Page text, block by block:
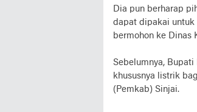
Dia pun berharap
dapat dipakai untuk
bermohon ke Dinas
Sebelumnya,
khususnya listrik
(Pemkab) Sinjai.